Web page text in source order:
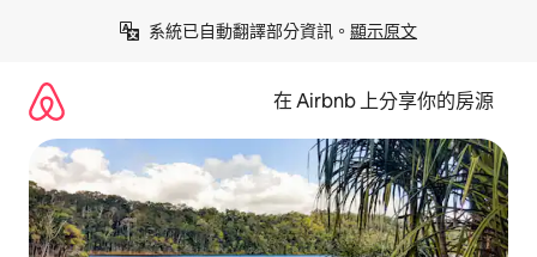
系統已自動翻譯部分資訊。 顯示原文
在 Airbnb 上分享你的房源